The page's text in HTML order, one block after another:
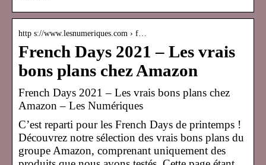
http s://www.lesnumeriques.com › f…
French Days 2021 – Les vrais
bons plans chez Amazon
French Days 2021 – Les vrais bons plans chez
Amazon – Les Numériques
C’est reparti pour les French Days de printemps !
Découvrez notre sélection des vrais bons plans du
groupe Amazon, comprenant uniquement des